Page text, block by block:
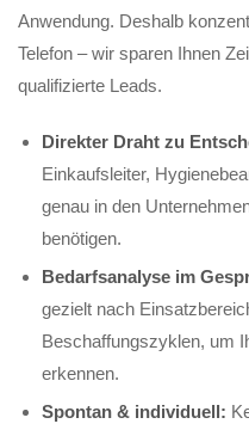
Anwendung. Deshalb
Telefon – wir sparen Ihnen
qualifizierte Leads.
Direkter Draht zu
Einkaufsleiter,
genau in den
benötigen.
Bedarfsanalyse im
gezielt nach
Beschaffungszyklen, um
erkennen.
Spontan & individuell: